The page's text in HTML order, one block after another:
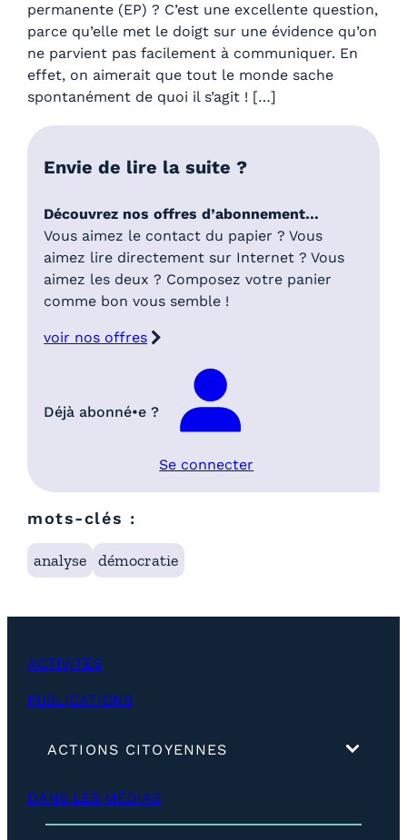
permanente (EP) ? C’est une excellente question,
parce qu’elle met le doigt sur une évidence qu’on
ne parvient pas facilement à communiquer. En
effet, on aimerait que tout le monde sache
spontanément de quoi il s’agit ! […]
Envie de lire la suite ?
Découvrez nos offres d’abonnement…
Vous aimez le contact du papier ? Vous
aimez lire directement sur Internet ? Vous
aimez les deux ? Composez votre panier
comme bon vous semble !
voir nos offres
Déjà abonné•e ?
Se connecter
mots-clés :
analyse démocratie
ACTIVITÉS
PUBLICATIONS
ACTIONS CITOYENNES
DANS LES MÉDIAS